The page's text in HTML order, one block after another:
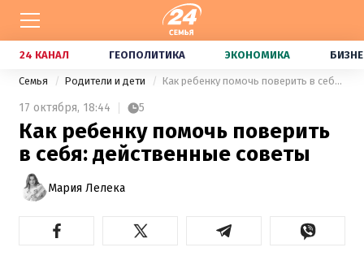
24 КАНАЛ ГЕОПОЛИТИКА ЭКОНОМИКА
Семья Родители и дети Как ребенку помочь поверить в себя: действенные советы
17 октября, 18:44 5
Как ребенку помочь поверить
в себя: действенные советы
Мария Лелека